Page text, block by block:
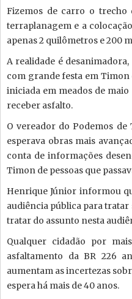
Fizemos de carro o trecho
terraplanagem e a
apenas 2 quilômetros e 200
A realidade é
com grande festa em
iniciada em meados de
receber asfalto.
O vereador do Podemos de
esperava obras mais
conta de informações
Timon de pessoas que
Henrique Júnior informou
audiência pública para tratar
tratar do assunto nesta
Qualquer cidadão por
asfaltamento da BR 226
aumentam as incertezas
espera há mais de 40 anos.